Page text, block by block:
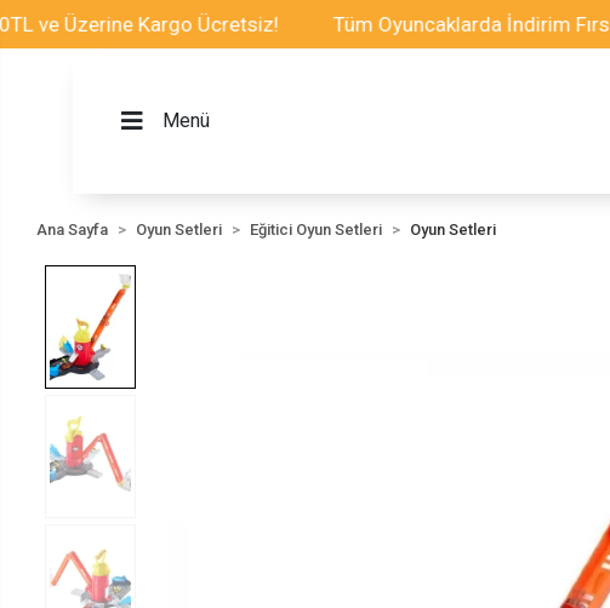
Üzerine Kargo Ücretsiz! Tüm Oyuncaklarda İndirim Fırsatı
Menü
Ana Sayfa Oyun Setleri Eğitici Oyun Setleri Oyun Setleri